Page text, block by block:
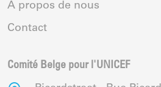
À propos de nous
Contact
Comité Belge pour l'UNICEF